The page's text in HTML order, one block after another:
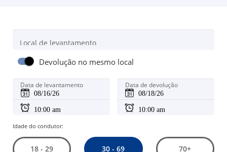
Local de levantamento
Devolução no mesmo local
Data de levantamento Data de devolução
Idade do condutor:
18 - 29 30 - 69 70+